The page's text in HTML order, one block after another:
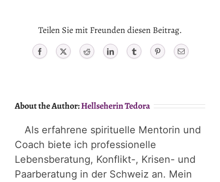
Teilen Sie mit Freunden diesen Beitrag.
Facebook X Reddit LinkedIn Tumblr PinterestEmail
About the Author:Hellseherin Tedora
Als erfahrene spirituelle Mentorin und
Coach biete ich professionelle
Lebensberatung, Konflikt-, Krisen- und
Paarberatung in der Schweiz an. Mein